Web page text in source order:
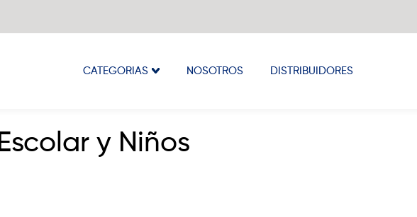
CATEGORIAS NOSOTROS DISTRIBUIDORES
Escolar y Niños